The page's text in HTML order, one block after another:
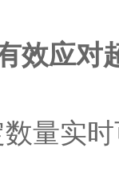
效应对
量实